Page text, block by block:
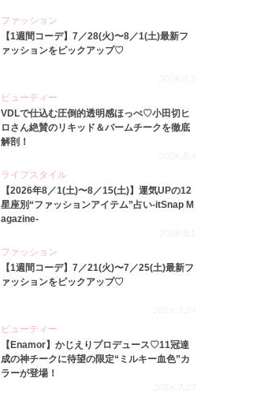
ファッション
【1週間コーデ】7／28(火)〜8／1(土)最新フ
ァッションをピックアップ♡
2026.8.5
ビューティー
VDLで仕込む圧倒的透明感ほっぺ♡小田切ヒ
ロさん絶賛のリキッド＆バームチークを徹底
解剖！
2026.8.4
ライフスタイル
【2026年8／1(土)〜8／15(土)】運気UPの12
星座別“ファッションアイテム”占い-itSnap M
agazine-
2026.8.1
ファッション
【1週間コーデ】7／21(火)〜7／25(土)最新フ
ァッションをピックアップ♡
2026.7.29
ビューティー
【Enamor】かじえりプロデュース♡11冠達
成の神チークに待望の限定“ミルキー血色”カ
ラーが登場！
2026.7.27